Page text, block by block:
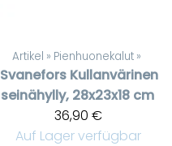
Artikel ‪» Pienhuonekalut ‪»
Svanefors Kullanvärinen
seinähylly, 28x23x18 cm
36,90 €
Auf Lager verfügbar